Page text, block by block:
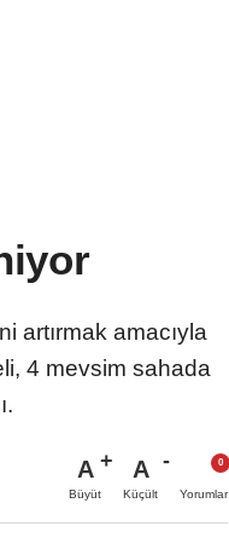
artırmak amacıyla
4 mevsim sahada
A
Büyüt
A
Küçült Yorumlar